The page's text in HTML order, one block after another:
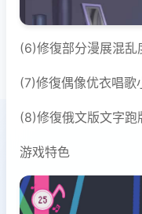
(6)修復部分漫展混乱
(7)修復偶像优衣唱歌
(8)修復俄文版文字跑
游戏特色